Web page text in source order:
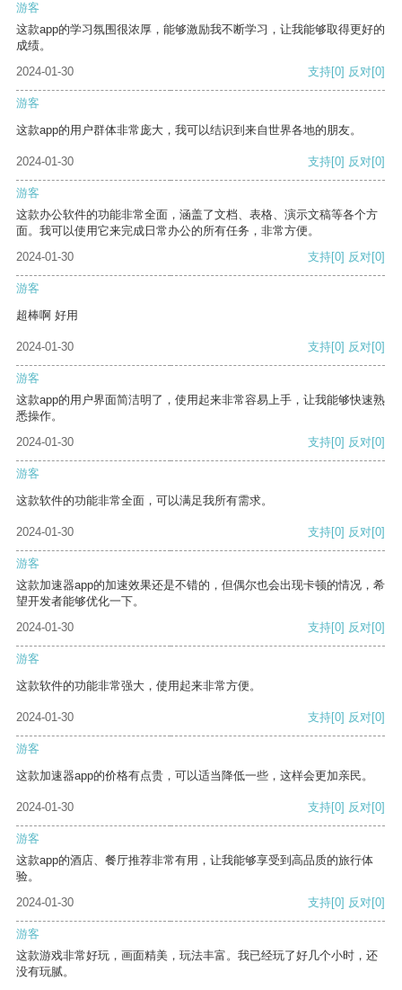
游客
这款app的学习氛围很浓厚，能够激励我不断学习，让我能够取得更好的
成绩。
2024-01-30
支持[0] 反对[0]
游客
这款app的用户群体非常庞大，我可以结识到来自世界各地的朋友。
2024-01-30 支持[0] 反对[0]
游客
这款办公软件的功能非常全面，涵盖了文档、表格、演示文稿等各个方
面。我可以使用它来完成日常办公的所有任务，非常方便。
2024-01-30
支持[0] 反对[0]
游客
超棒啊 好用
2024-01-30 支持[0] 反对[0]
游客
这款app的用户界面简洁明了，使用起来非常容易上手，让我能够快速熟
悉操作。
2024-01-30
支持[0] 反对[0]
游客
这款软件的功能非常全面，可以满足我所有需求。
2024-01-30 支持[0] 反对[0]
游客
这款加速器app的加速效果还是不错的，但偶尔也会出现卡顿的情况，希
望开发者能够优化一下。
2024-01-30
支持[0] 反对[0]
游客
这款软件的功能非常强大，使用起来非常方便。
2024-01-30 支持[0] 反对[0]
游客
这款加速器app的价格有点贵，可以适当降低一些，这样会更加亲民。
2024-01-30 支持[0] 反对[0]
游客
这款app的酒店、餐厅推荐非常有用，让我能够享受到高品质的旅行体
验。
2024-01-30
支持[0] 反对[0]
游客
这款游戏非常好玩，画面精美，玩法丰富。我已经玩了好几个小时，还
没有玩腻。